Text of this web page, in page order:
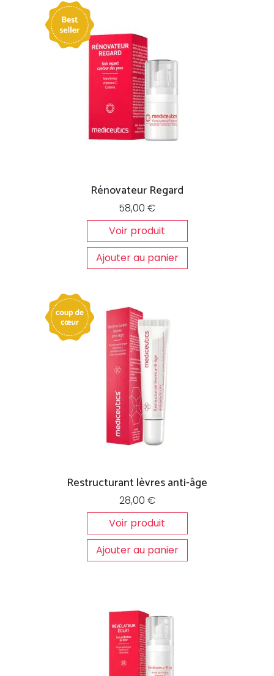
Rénovateur Regard
58,00 €
Voir produit
Ajouter au panier
Restructurant lèvres anti-âge
28,00 €
Voir produit
Ajouter au panier